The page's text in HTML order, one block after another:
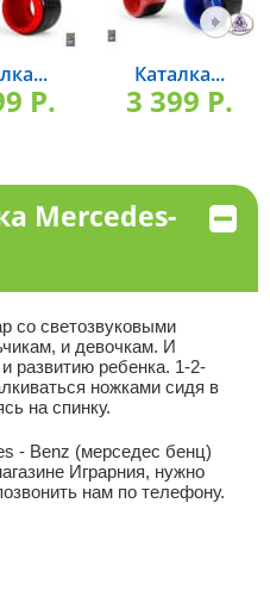
P.
Каталка...
3 399 P.
Mercedes-
со светозвуковыми
и девочкам. И
развитию ребенка. 1-2-
ножками сидя в
на спинку.
- Benz (мерседес бенц)
Играрния, нужно
нам по телефону.